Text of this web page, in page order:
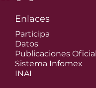
Enlaces
Participa
Datos
Publicaciones
Sistema Infomex
INAI